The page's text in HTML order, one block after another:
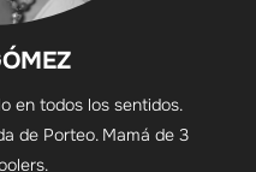
en todos los sentidos.
de Porteo. Mamá de 3